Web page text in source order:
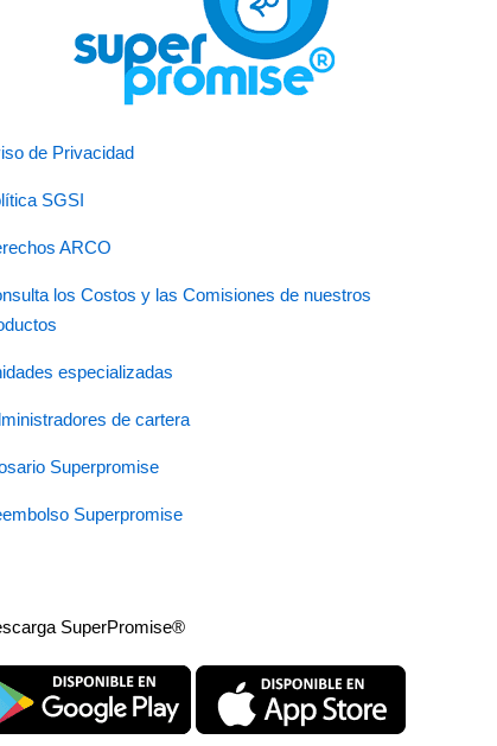
de Privacidad
SGSI
ARCO
los Costos y las Comisiones de nuestros
especializadas
de cartera
Superpromise
Superpromise
SuperPromise®